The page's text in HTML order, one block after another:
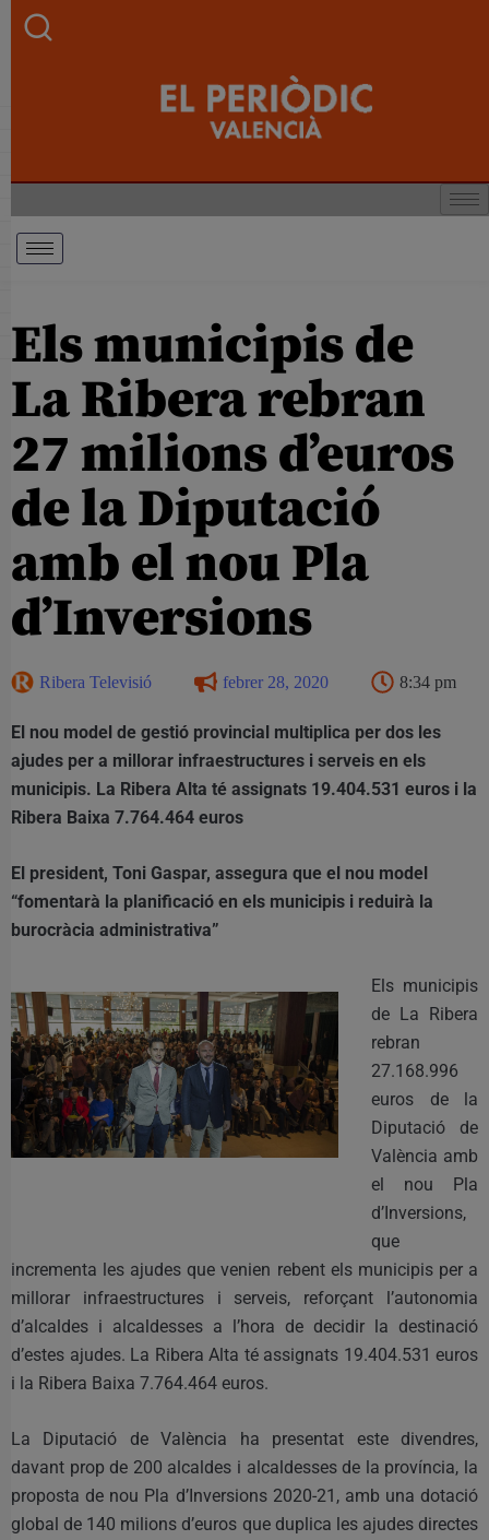
Els municipis de
La Ribera rebran
27 milions d’euros
de la Diputació
amb el nou Pla
d’Inversions
Ribera Televisió febrer 28, 2020 8:34 pm
El nou model de gestió provincial multiplica per dos les
ajudes per a millorar infraestructures i serveis en els
municipis. La Ribera Alta té assignats 19.404.531 euros i la
Ribera Baixa 7.764.464 euros
El president, Toni Gaspar, assegura que el nou model
“fomentarà la planificació en els municipis i reduirà la
burocràcia administrativa”
Els municipis
de La Ribera
rebran
27.168.996
euros de la
Diputació de
València amb
el nou Pla
d’Inversions,
que
incrementa les ajudes que venien rebent els municipis per a
millorar infraestructures i serveis, reforçant l’autonomia
d’alcaldes i alcaldesses a l’hora de decidir la destinació
d’estes ajudes. La Ribera Alta té assignats 19.404.531 euros
i la Ribera Baixa 7.764.464 euros.
La Diputació de València ha presentat este divendres,
davant prop de 200 alcaldes i alcaldesses de la província, la
proposta de nou Pla d’Inversions 2020-21, amb una dotació
global de 140 milions d’euros que duplica les ajudes directes